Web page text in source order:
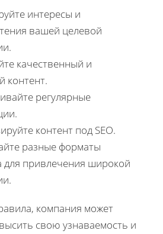
интересы и
вашей целевой
качественный и
контент.
регулярные
контент под SEO.
разные форматы
для привлечения широкой
компания может
свою узнаваемость и